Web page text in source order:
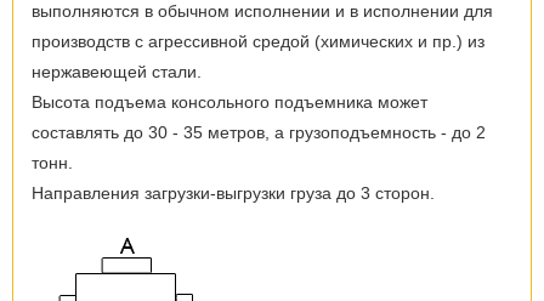
выполняются в обычном исполнении и в исполнении для
производств с агрессивной средой (химических и пр.) из
нержавеющей стали.
Высота подъема консольного подъемника может
составлять до 30 - 35 метров, а грузоподъемность - до 2
тонн.
Направления загрузки-выгрузки груза до 3 сторон.